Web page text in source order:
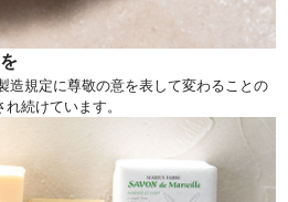
造規定に尊敬の意を表して変わることの
続けています。